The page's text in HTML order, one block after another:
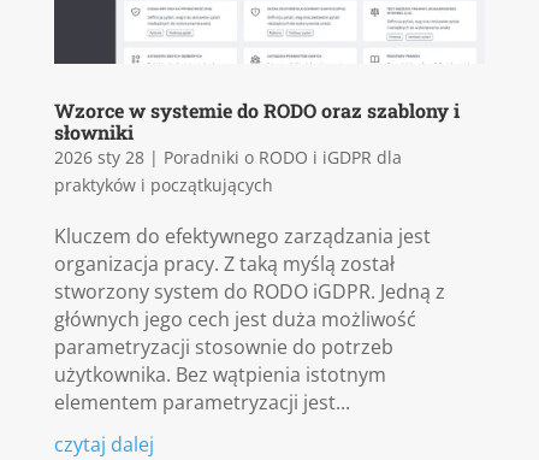
Wzorce w systemie do RODO oraz szablony i
słowniki
2026 sty 28| Poradniki o RODO i iGDPR dla
praktyków i początkujących
Kluczem do efektywnego zarządzania jest
organizacja pracy. Z taką myślą został
stworzony system do RODO iGDPR. Jedną z
głównych jego cech jest duża możliwość
parametryzacji stosownie do potrzeb
użytkownika. Bez wątpienia istotnym
elementem parametryzacji jest...
czytaj dalej